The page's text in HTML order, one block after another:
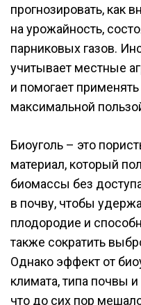
прогнозировать, как
на урожайность,
парниковых газов.
учитывает местные
и помогает
максимальной
Биоуголь – это
материал, который
биомассы без
в почву, чтобы
плодородие и
также сократить
Однако эффект от
климата, типа почвы
что до сих пор